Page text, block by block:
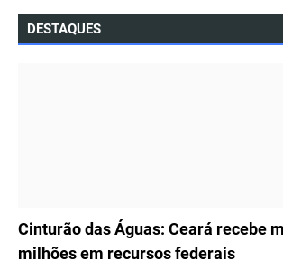
DESTAQUES
ÚLTIMAS NOTÍCIAS
Cinturão das Águas: Ceará recebe
milhões em recursos federais